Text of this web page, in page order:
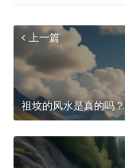
上一篇
祖坟的风水是真的吗